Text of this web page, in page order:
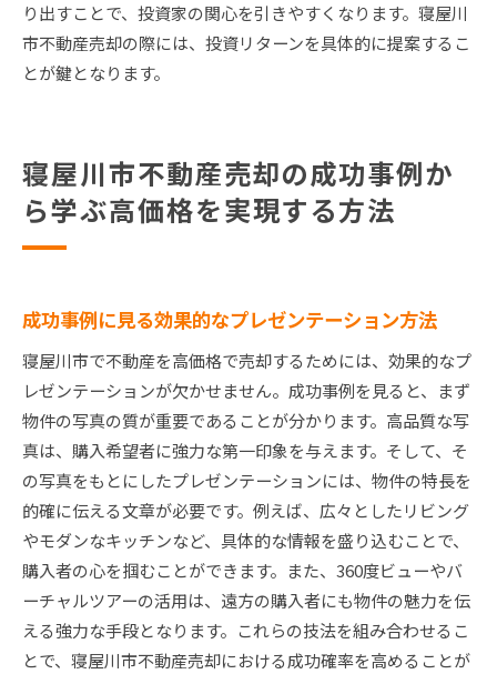
り出すことで、投資家の関心を引きやすくなります。寝屋川
市不動産売却の際には、投資リターンを具体的に提案するこ
とが鍵となります。
寝屋川市不動産売却の成功事例か
ら学ぶ高価格を実現する方法
成功事例に見る効果的なプレゼンテーション方法
寝屋川市で不動産を高価格で売却するためには、効果的なプ
レゼンテーションが欠かせません。成功事例を見ると、まず
物件の写真の質が重要であることが分かります。高品質な写
真は、購入希望者に強力な第一印象を与えます。そして、そ
の写真をもとにしたプレゼンテーションには、物件の特長を
的確に伝える文章が必要です。例えば、広々としたリビング
やモダンなキッチンなど、具体的な情報を盛り込むことで、
購入者の心を掴むことができます。また、360度ビューやバ
ーチャルツアーの活用は、遠方の購入者にも物件の魅力を伝
える強力な手段となります。これらの技法を組み合わせるこ
とで、寝屋川市不動産売却における成功確率を高めることが